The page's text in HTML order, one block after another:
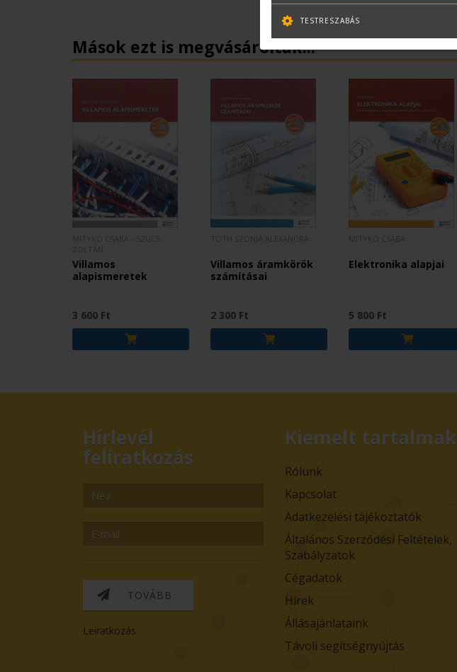
Mások ezt is megvásárolták...
Villamos
alapismeretek
3 600 Ft
Villamos áramkörök
számításai
2 300 Ft
Elektronika alapjai
5 800 Ft
Hírlevél
feliratkozás
TOVÁBB
Leiratkozás
Kiemelt tartalmak
Rólunk
Kapcsolat
Adatkezelési tájékoztatók
Általános Szerződési Feltételek,
Szabályzatok
Cégadatok
Hírek
Állásajánlataink
Távoli segítségnyújtás
TESTRESZABÁS